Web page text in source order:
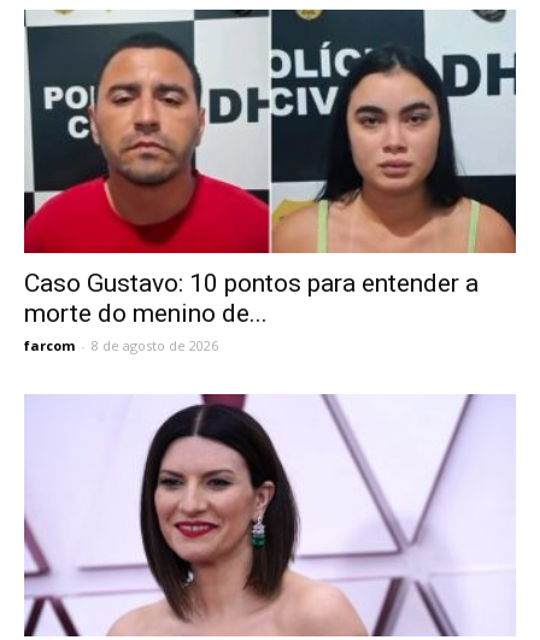
Caso Gustavo: 10 pontos para entender a
morte do menino de...
farcom - 8 de agosto de 2026